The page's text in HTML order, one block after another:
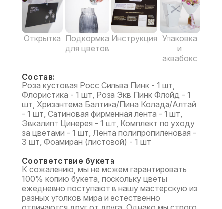
Открытка Подкормка
для цветов
Инструкция Упаковка
и
аквабокс
Состав:
Роза кустовая Росс Сильва Пинк - 1 шт,
Флористика - 1 шт, Роза Экв Пинк Флойд - 1
шт, Хризантема Балтика/Пина Колада/Алтай
- 1 шт, Сатиновая фирменная лента - 1 шт,
Эвкалипт Цинерея - 1 шт, Комплект по уходу
за цветами - 1 шт, Лента полипропиленовая -
3 шт, Фоамиран (листовой) - 1 шт
Соответствие букета
К сожалению, мы не можем гарантировать
100% копию букета, поскольку цветы
ежедневно поступают в нашу мастерскую из
разных уголков мира и естественно
отличаются друг от друга. Однако мы строго